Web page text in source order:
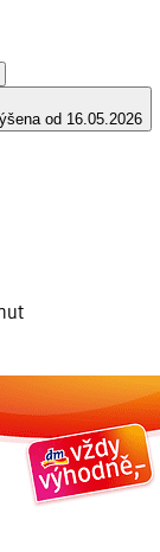
od 16.05.2026